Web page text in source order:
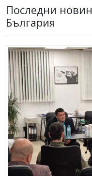
Последни
България